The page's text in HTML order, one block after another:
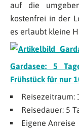
auf die
kostenfrei in der
es erlaubt kleine
Gardasee: 5
Frühstück für nur
Reisezeitraum:
Reisedauer: 5
Eigene Anreise